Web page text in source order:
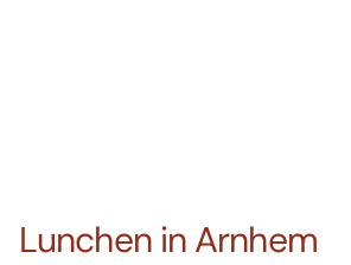
Lunchen in Arnhem